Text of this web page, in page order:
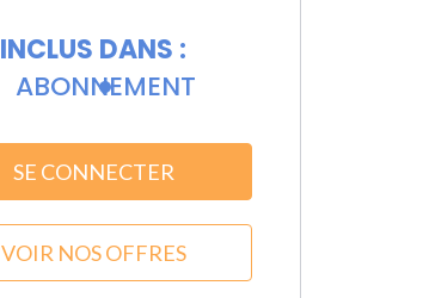
INCLUS DANS :
ABONNEMENT
SE CONNECTER
VOIR NOS OFFRES